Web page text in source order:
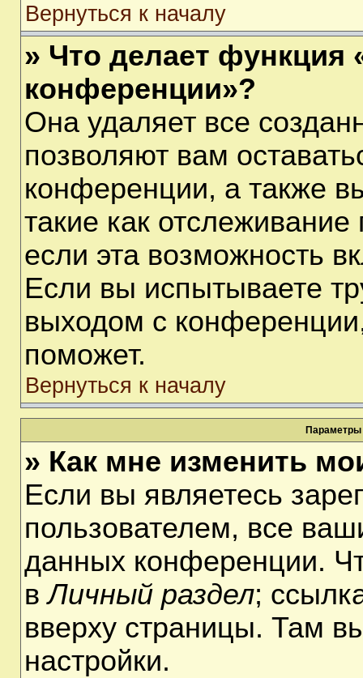
Вернуться к началу
» Что делает функция
конференции»?
Она удаляет все
позволяют вам
конференции, а также
такие как
если эта возможность
Если вы испытываете
выходом с
поможет.
Вернуться к началу
Параметры
» Как мне изменить
Если вы являетесь
пользователем, все
данных конференции.
вЛичный раздел;
вверху страницы. Там
настройки.